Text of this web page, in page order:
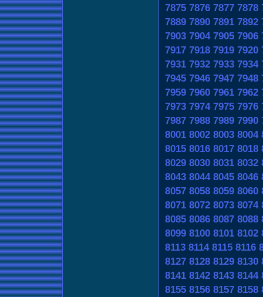
7875 7876 7877 7878
7889 7890 7891 7892
7903 7904 7905 7906
7917 7918 7919 7920
7931 7932 7933 7934
7945 7946 7947 7948
7959 7960 7961 7962
7973 7974 7975 7976
7987 7988 7989 7990
8001 8002 8003 8004
8015 8016 8017 8018
8029 8030 8031 8032
8043 8044 8045 8046
8057 8058 8059 8060
8071 8072 8073 8074
8085 8086 8087 8088
8099 8100 8101 8102
8113 8114 8115 8116
8127 8128 8129 8130
8141 8142 8143 8144
8155 8156 8157 8158